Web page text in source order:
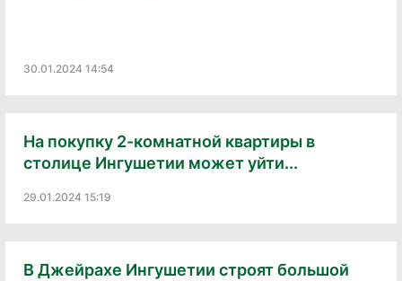
30.01.2024 14:54
На покупку 2-комнатной квартиры в
столице Ингушетии может уйти...
29.01.2024 15:19
В Джейрахе Ингушетии строят большой